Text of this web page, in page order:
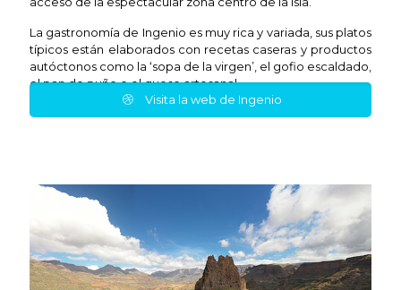
La gastronomía de Ingenio es muy rica y variada, sus platos
típicos están elaborados con recetas caseras y productos
autóctonos como la ‘sopa de la virgen’, el gofio escaldado,
el pan de puño o el queso artesanal.
Visita la web de Ingenio